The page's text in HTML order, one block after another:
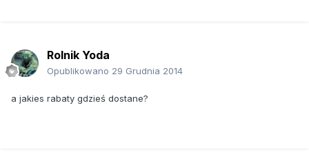
Rolnik Yoda
Opublikowano 29 Grudnia 2014
a jakies rabaty gdzieś dostane?